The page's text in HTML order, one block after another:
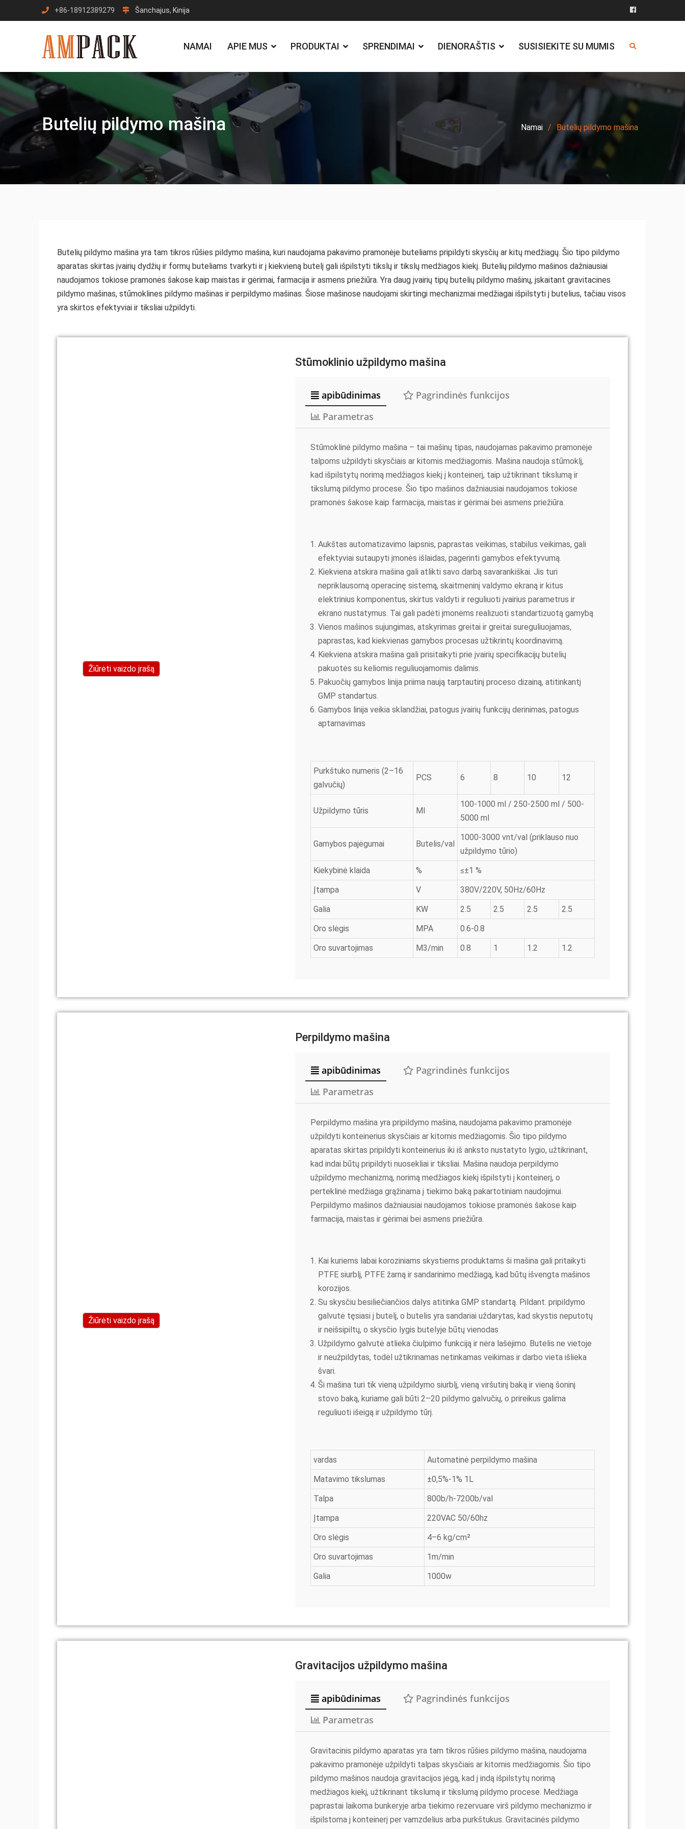
prie
+86-18912389279 Šanchajus, Kinija
Facebook
NAMAI APIE MUS PRODUKTAI SPRENDIMAI DIENORAŠTIS SUSISIEKITE SU MUMIS
Butelių pildymo mašina Namai Butelių pildymo mašina
Butelių pildymo mašina yra tam tikros rūšies pildymo mašina, kuri naudojama pakavimo pramonėje buteliams pripildyti skysčių ar kitų medžiagų. Šio tipo pildymo
aparatas skirtas įvairių dydžių ir formų buteliams tvarkyti ir į kiekvieną butelį gali išpilstyti tikslų ir tikslų medžiagos kiekį. Butelių pildymo mašinos dažniausiai
naudojamos tokiose pramonės šakose kaip maistas ir gėrimai, farmacija ir asmens priežiūra. Yra daug įvairių tipų butelių pildymo mašinų, įskaitant gravitacines
pildymo mašinas, stūmoklines pildymo mašinas ir perpildymo mašinas. Šiose mašinose naudojami skirtingi mechanizmai medžiagai išpilstyti į butelius, tačiau visos
yra skirtos efektyviai ir tiksliai užpildyti.
Žiūrėti vaizdo įrašą
Stūmoklinio užpildymo mašina
apibūdinimas
Pagrindinės funkcijos
Parametras
Stūmoklinė pildymo mašina – tai mašinų tipas, naudojamas pakavimo pramonėje
talpoms užpildyti skysčiais ar kitomis medžiagomis. Mašina naudoja stūmoklį,
kad išpilstytų norimą medžiagos kiekį į konteinerį, taip užtikrinant tikslumą ir
tikslumą pildymo procese. Šio tipo mašinos dažniausiai naudojamos tokiose
pramonės šakose kaip farmacija, maistas ir gėrimai bei asmens priežiūra.
Aukštas automatizavimo laipsnis, paprastas veikimas, stabilus veikimas, gali
efektyviai sutaupyti įmonės išlaidas, pagerinti gamybos efektyvumą.
Kiekviena atskira mašina gali atlikti savo darbą savarankiškai. Jis turi
nepriklausomą operacinę sistemą, skaitmeninį valdymo ekraną ir kitus
elektrinius komponentus, skirtus valdyti ir reguliuoti įvairius parametrus ir
ekrano nustatymus. Tai gali padėti įmonėms realizuoti standartizuotą gamybą
Vienos mašinos sujungimas, atskyrimas greitai ir greitai sureguliuojamas,
paprastas, kad kiekvienas gamybos procesas užtikrintų koordinavimą.
Kiekviena atskira mašina gali prisitaikyti prie įvairių specifikacijų butelių
pakuotės su keliomis reguliuojamomis dalimis.
Pakuočių gamybos linija priima naują tarptautinį proceso dizainą, atitinkantį
GMP standartus.
Gamybos linija veikia sklandžiai, patogus įvairių funkcijų derinimas, patogus
aptarnavimas
Purkštuko numeris (2–16
galvučių)
PCS 6 8 10 12
Užpildymo tūris Ml
100-1000 ml / 250-2500 ml / 500-
5000 ml
Gamybos pajėgumai Butelis/val
1000-3000 vnt/val (priklauso nuo
užpildymo tūrio)
Kiekybinė klaida
%
≤±1 %
Įtampa
V
380V/220V, 50Hz/60Hz
Galia
KW 2.5 2.5 2.5
2.5
Oro slėgis
MPA
0.6-0.8
Oro suvartojimas
M3/min 0.8 1 1.2 1.2
Žiūrėti vaizdo įrašą
Perpildymo mašina
apibūdinimas
Pagrindinės funkcijos
Parametras
Perpildymo mašina yra pripildymo mašina, naudojama pakavimo pramonėje
užpildyti konteinerius skysčiais ar kitomis medžiagomis. Šio tipo pildymo
aparatas skirtas pripildyti konteinerius iki iš anksto nustatyto lygio, užtikrinant,
kad indai būtų pripildyti nuosekliai ir tiksliai. Mašina naudoja perpildymo
užpildymo mechanizmą, norimą medžiagos kiekį išpilstyti į konteinerį, o
perteklinė medžiaga grąžinama į tiekimo baką pakartotiniam naudojimui.
Perpildymo mašinos dažniausiai naudojamos tokiose pramonės šakose kaip
farmacija, maistas ir gėrimai bei asmens priežiūra.
Kai kuriems labai koroziniams skystiems produktams ši mašina gali pritaikyti
PTFE siurblį, PTFE žarną ir sandarinimo medžiagą, kad būtų išvengta mašinos
korozijos.
Su skysčiu besiliečiančios dalys atitinka GMP standartą. Pildant. pripildymo
galvutė tęsiasi į butelį, o butelis yra sandariai uždarytas, kad skystis neputotų
ir neišsipiltų, o skysčio lygis butelyje būtų vienodas
Užpildymo galvutė atlieka čiulpimo funkciją ir nėra lašėjimo. Butelis ne vietoje
ir neužpildytas, todėl užtikrinamas netinkamas veikimas ir darbo vieta išlieka
švari.
Ši mašina turi tik vieną užpildymo siurblį, vieną viršutinį baką ir vieną šoninį
stovo baką, kuriame gali būti 2–20 pildymo galvučių, o prireikus galima
reguliuoti išeigą ir užpildymo tūrį.
vardas
Automatinė perpildymo mašina
Matavimo tikslumas
±0,5%-1% 1L
Talpa
800b/h-7200b/val
Įtampa
220VAC 50/60hz
Oro slėgis
4–6 kg/cm²
Oro suvartojimas
1m/min
Galia
1000w
Gravitacijos užpildymo mašina
apibūdinimas
Pagrindinės funkcijos
Parametras
Gravitacinis pildymo aparatas yra tam tikros rūšies pildymo mašina, naudojama
pakavimo pramonėje užpildyti talpas skysčiais ar kitomis medžiagomis. Šio tipo
pildymo mašinos naudoja gravitacijos jėgą, kad į indą išpilstytų norimą
medžiagos kiekį, užtikrinant tikslumą ir tikslumą pildymo procese. Medžiaga
paprastai laikoma bunkeryje arba tiekimo rezervuare virš pildymo mechanizmo ir
išpilstoma į konteinerį per vamzdelius arba purkštukus. Gravitacinės pildymo